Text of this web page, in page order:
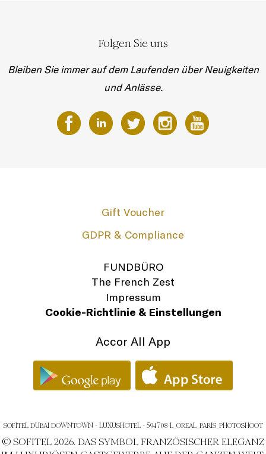
Folgen Sie uns
Bleiben Sie immer auf dem Laufenden über Neuigkeiten
und Anlässe.
Gift Voucher
GDPR & Compliance
FUNDBÜRO
The French Zest
Impressum
Cookie-Richtlinie & Einstellungen
Accor All App
SOFITEL DUBAI DOWNTOWN - LUXUSHOTEL - 594708-L_OREAL_PARIS_PHOTOSHOOT
© SOFITEL 2026. DAS SYMBOL FRANZÖSISCHER ELEGANZ